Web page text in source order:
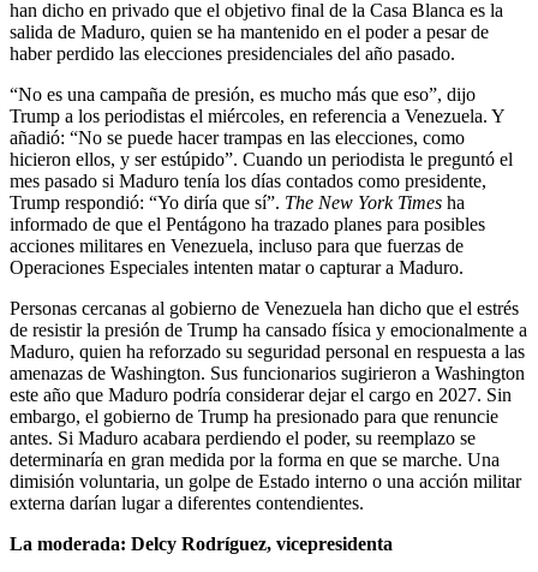
han dicho en privado que el objetivo final de la Casa Blanca es la
salida de Maduro, quien se ha mantenido en el poder a pesar de
haber perdido las elecciones presidenciales del año pasado.
“No es una campaña de presión, es mucho más que eso”, dijo
Trump a los periodistas el miércoles, en referencia a Venezuela. Y
añadió: “No se puede hacer trampas en las elecciones, como
hicieron ellos, y ser estúpido”. Cuando un periodista le preguntó el
mes pasado si Maduro tenía los días contados como presidente,
Trump respondió: “Yo diría que sí”. The New York Times ha
informado de que el Pentágono ha trazado planes para posibles
acciones militares en Venezuela, incluso para que fuerzas de
Operaciones Especiales intenten matar o capturar a Maduro.
Personas cercanas al gobierno de Venezuela han dicho que el estrés
de resistir la presión de Trump ha cansado física y emocionalmente a
Maduro, quien ha reforzado su seguridad personal en respuesta a las
amenazas de Washington. Sus funcionarios sugirieron a Washington
este año que Maduro podría considerar dejar el cargo en 2027. Sin
embargo, el gobierno de Trump ha presionado para que renuncie
antes. Si Maduro acabara perdiendo el poder, su reemplazo se
determinaría en gran medida por la forma en que se marche. Una
dimisión voluntaria, un golpe de Estado interno o una acción militar
externa darían lugar a diferentes contendientes.
La moderada: Delcy Rodríguez, vicepresidenta